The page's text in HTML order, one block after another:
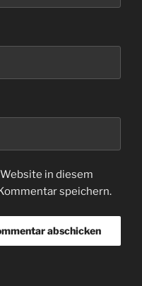
in diesem
speichern.